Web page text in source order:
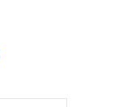
Vetting